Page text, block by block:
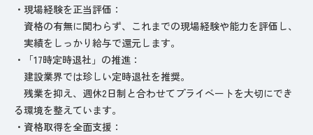
・現場経験を正当評価：
資格の有無に関わらず、これまでの現場経験や能力を評価し、
実績をしっかり給与で還元します。
・「17時定時退社」の推進：
建設業界では珍しい定時退社を推奨。
残業を抑え、週休2日制と合わせてプライベートを大切にでき
る環境を整えています。
・資格取得を全面支援：